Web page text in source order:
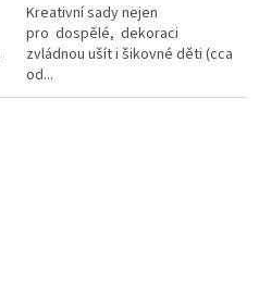
Kreativní sady nejen
pro dospělé, dekoraci
zvládnou ušít i šikovné děti (cca
od...